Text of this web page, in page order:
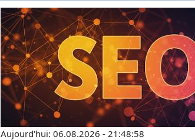
Aujourd'hui: 06.08.2026 - 21:48:58